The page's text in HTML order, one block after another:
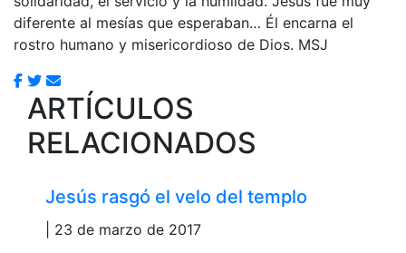
diferente al mesías que esperaban… Él encarna el
rostro humano y misericordioso de Dios. MSJ
ARTÍCULOS
RELACIONADOS
Jesús rasgó el velo del templo
| 23 de marzo de 2017